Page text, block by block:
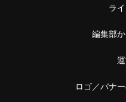
ラ
編集部
ロゴ／バナ